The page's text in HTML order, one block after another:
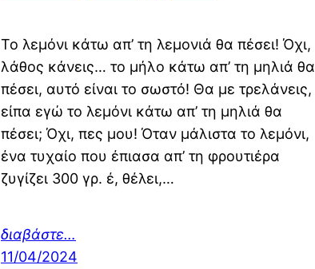
Το λεμόνι κάτω απ’ τη λεμονιά θα πέσει! Όχι,
λάθος κάνεις… το μήλο κάτω απ’ τη μηλιά θα
πέσει, αυτό είναι το σωστό! Θα με τρελάνεις,
είπα εγώ το λεμόνι κάτω απ’ τη μηλιά θα
πέσει; Όχι, πες μου! Όταν μάλιστα το λεμόνι,
ένα τυχαίο που έπιασα απ’ τη φρουτιέρα
ζυγίζει 300 γρ. έ, θέλει,…
διαβάστε…
11/04/2024